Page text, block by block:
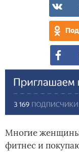
Многие женщины
фитнес и